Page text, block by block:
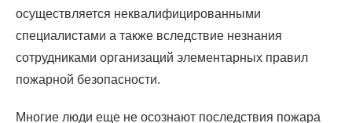
осуществляется неквалифицированными
специалистами а также вследствие незнания
сотрудниками организаций элементарных правил
пожарной безопасности.
Многие люди еще не осознают последствия пожара